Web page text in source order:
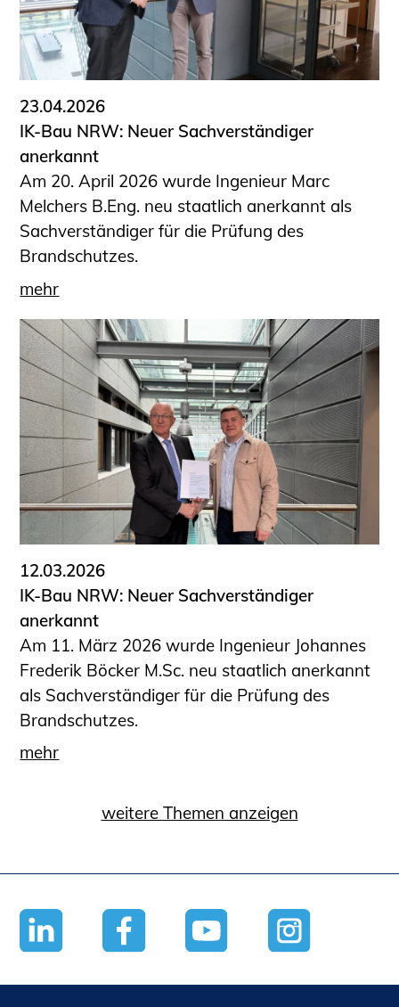
23.04.2026
IK-Bau NRW: Neuer Sachverständiger
anerkannt
Am 20. April 2026 wurde Ingenieur Marc
Melchers B.Eng. neu staatlich anerkannt als
Sachverständiger für die Prüfung des
Brandschutzes.
mehr
12.03.2026
IK-Bau NRW: Neuer Sachverständiger
anerkannt
Am 11. März 2026 wurde Ingenieur Johannes
Frederik Böcker M.Sc. neu staatlich anerkannt
als Sachverständiger für die Prüfung des
Brandschutzes.
mehr
weitere Themen anzeigen